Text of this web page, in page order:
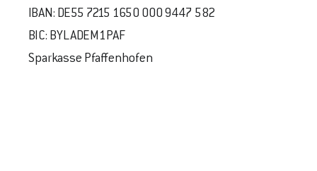
IBAN: DE55 7215 1650 000 9447 582
BIC: BYLADEM1PAF
Sparkasse Pfaffenhofen